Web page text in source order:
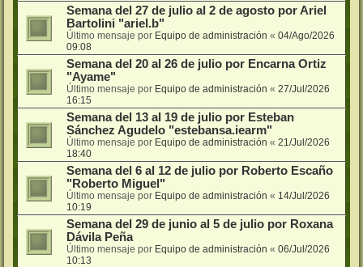
Semana del 27 de julio al 2 de agosto por Ariel
Bartolini "ariel.b"
Último mensaje por Equipo de administración « 04/Ago/2026
09:08
Semana del 20 al 26 de julio por Encarna Ortiz
"Ayame"
Último mensaje por Equipo de administración « 27/Jul/2026
16:15
Semana del 13 al 19 de julio por Esteban
Sánchez Agudelo "estebansa.iearm"
Último mensaje por Equipo de administración « 21/Jul/2026
18:40
Semana del 6 al 12 de julio por Roberto Escaño
"Roberto Miguel"
Último mensaje por Equipo de administración « 14/Jul/2026
10:19
Semana del 29 de junio al 5 de julio por Roxana
Dávila Peña
Último mensaje por Equipo de administración « 06/Jul/2026
10:13